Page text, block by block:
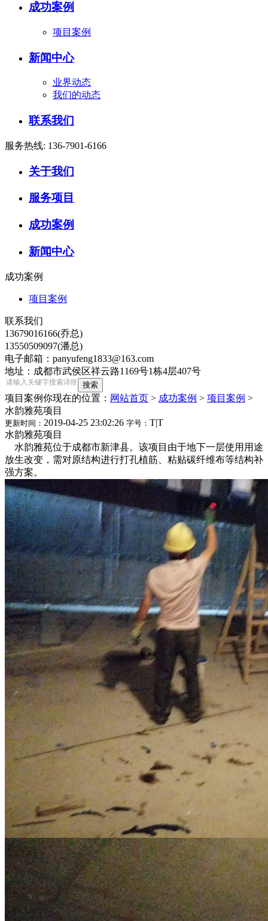
成功案例
项目案例
新闻中心
业界动态
我们的动态
联系我们
服务热线: 136-7901-6166
关于我们
服务项目
成功案例
新闻中心
成功案例
项目案例
联系我们
13679016166(乔总)
13550509097(潘总)
电子邮箱：panyufeng1833@163.com
地址：成都市武侯区祥云路1169号1栋4层407号
项目案例你现在的位置： 网站首页 > 成功案例 > 项目案例 >
水韵雅苑项目
更新时间： 2019-04-25 23:02:26 字号： T|T
水韵雅苑项目
水韵雅苑位于成都市新津县。该项目由于地下一层使用用途
放生改变，需对原结构进行打孔植筋、粘贴碳纤维布等结构补
强方案。